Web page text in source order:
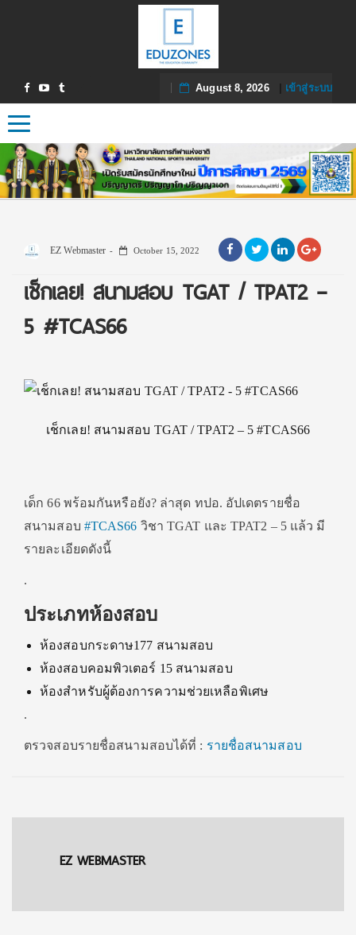
August 8, 2026| เข้าสู่ระบบ
Toggle navigation
EZ Webmaster October 15, 2022
เช็กเลย! สนามสอบ TGAT / TPAT2 –
5 #TCAS66
เช็กเลย! สนามสอบ TGAT / TPAT2 – 5 #TCAS66
เด็ก 66 พร้อมกันหรือยัง? ล่าสุด ทปอ. อัปเดตรายชื่อ
สนามสอบ #TCAS66 วิชา TGAT และ TPAT2 – 5 แล้ว มี
รายละเอียดดังนี้
.
ประเภทห้องสอบ
ห้องสอบกระดาษ177 สนามสอบ
ห้องสอบคอมพิวเตอร์ 15 สนามสอบ
ห้องสำหรับผู้ต้องการความช่วยเหลือพิเศษ
.
ตรวจสอบรายชื่อสนามสอบได้ที่ : รายชื่อสนามสอบ
EZ WEBMASTER